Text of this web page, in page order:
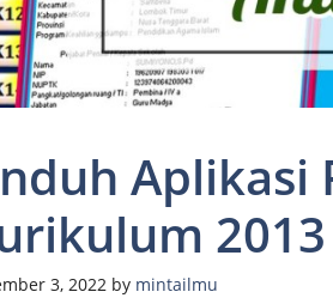
Aplikasi
3, 2022 by mintailmu